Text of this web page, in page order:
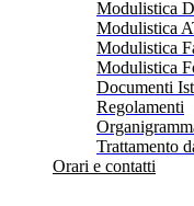
Modulistica
Modulistica
Modulistica
Modulistica
Documenti
Regolamenti
Trattamento
Orari e contatti